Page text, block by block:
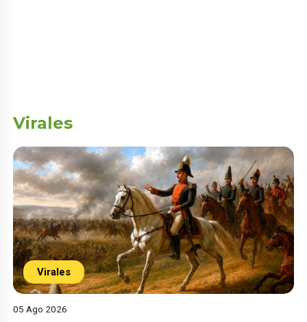
Virales
Virales
05 Ago 2026